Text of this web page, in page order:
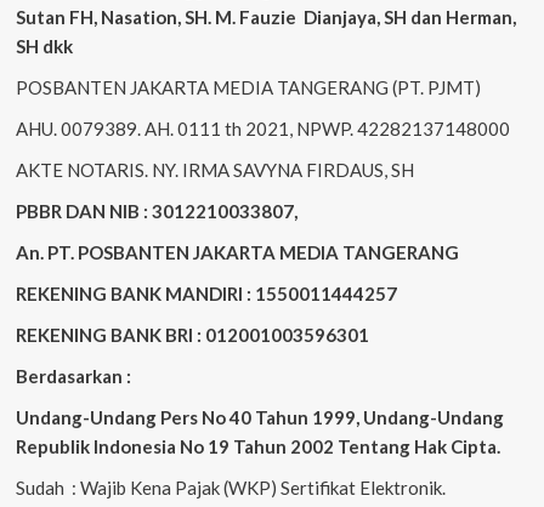
Sutan FH, Nasation , SH. M. Fauzie Dianjaya , SH dan Herman,
SH dkk
POSBANTEN JAKARTA MEDIA TANGERANG (PT. PJMT)
AHU. 0079389. AH. 0111 th 2021, NPWP. 42282137148000
AKTE NOTARIS. NY. IRMA SAVYNA FIRDAUS, SH
PBBR DAN NIB : 3012210033807,
An. PT. POSBANTEN JAKARTA MEDIA TANGERANG
REKENING BANK MANDIRI : 1550011444257
REKENING BANK BRI : 012001003596301
Berdasarkan :
Undang-Undang Pers No 40 Tahun 1999, Undang-Undang
Republik Indonesia No 19 Tahun 2002 Tentang Hak Cipta
Sudah : Wajib Kena Pajak (WKP) Sertifikat Elektronik.